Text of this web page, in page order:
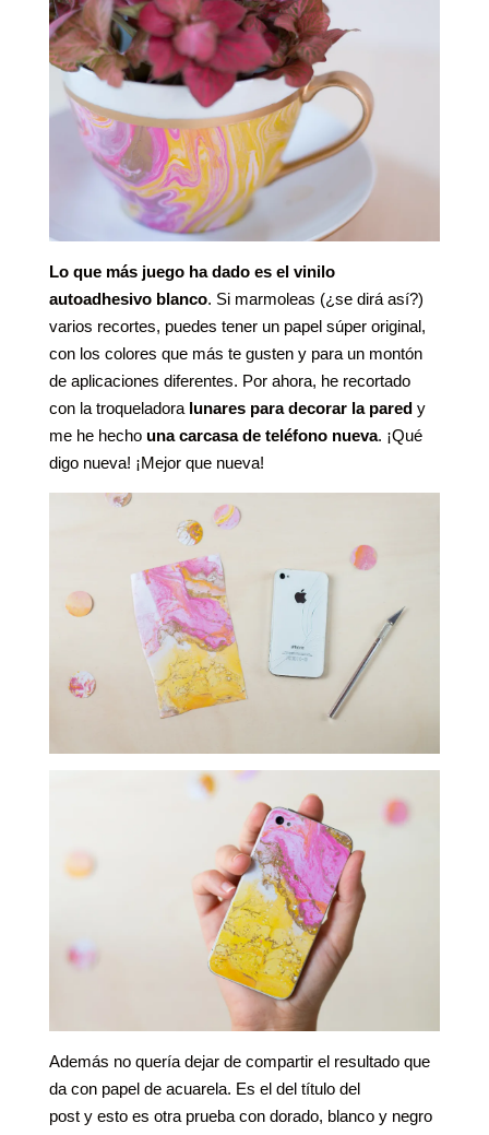
Lo que más juego ha dado es el vinilo
autoadhesivo blanco. Si marmoleas (¿se dirá así?)
varios recortes, puedes tener un papel súper original,
con los colores que más te gusten y para un montón
de aplicaciones diferentes. Por ahora, he recortado
con la troqueladora lunares para decorar la paredy
me he hecho una carcasa de teléfono nueva. ¡Qué
digo nueva! ¡Mejor que nueva!
Además no quería dejar de compartir el resultado que
da con papel de acuarela. Es el del título del
post y esto es otra prueba con dorado, blanco y negro